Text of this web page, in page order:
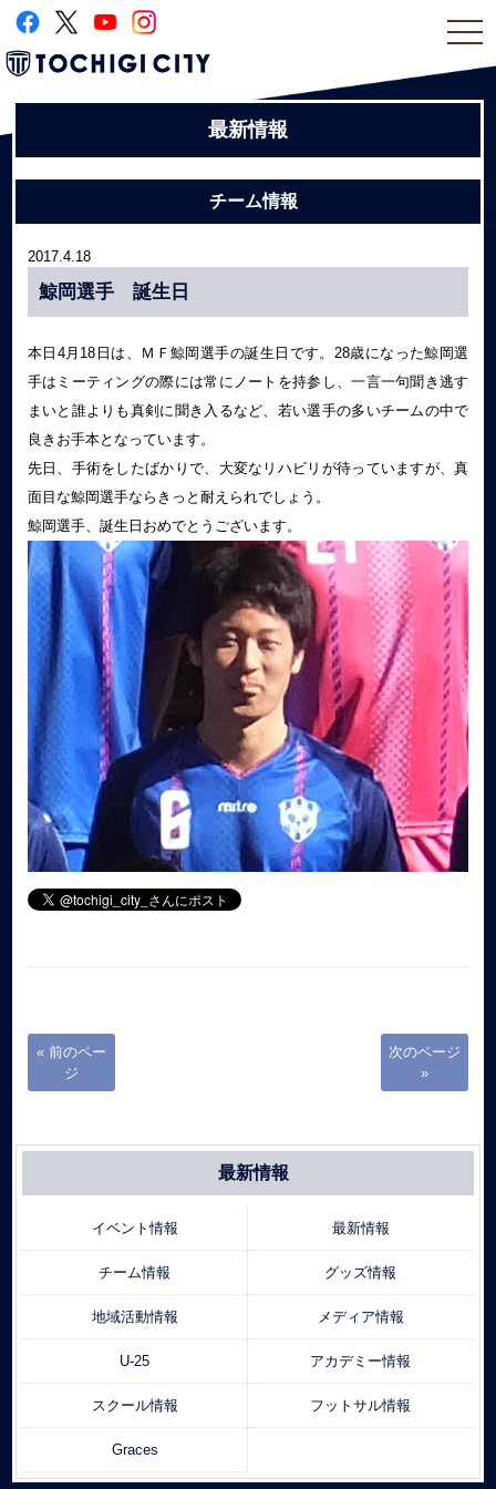
最新情報
チーム情報
2017.4.18
鯨岡選手 誕生日
本日4月18日は、ＭＦ鯨岡選手の誕生日です。28歳になった鯨岡選
手はミーティングの際には常にノートを持参し、一言一句聞き逃す
まいと誰よりも真剣に聞き入るなど、若い選手の多いチームの中で
良きお手本となっています。
先日、手術をしたばかりで、大変なリハビリが待っていますが、真
面目な鯨岡選手ならきっと耐えられでしょう。
鯨岡選手、誕生日おめでとうございます。
« 前のペー
ジ
次のページ
»
最新情報
イベント情報 最新情報
チーム情報 グッズ情報
地域活動情報 メディア情報
U-25 アカデミー情報
スクール情報 フットサル情報
Graces